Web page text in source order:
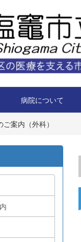
病院について
案内（外科）